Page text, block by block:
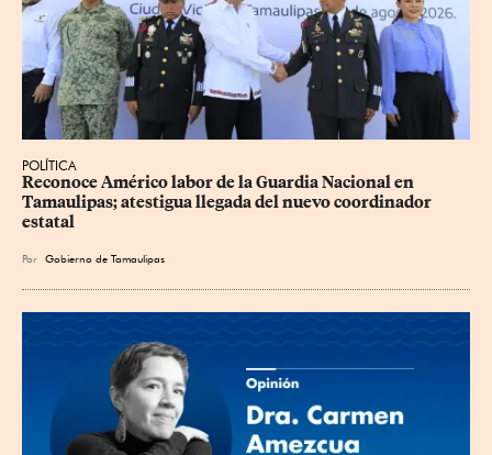
POLÍTICA
Reconoce Américo labor de la Guardia Nacional en
Tamaulipas; atestigua llegada del nuevo coordinador
estatal
Por Gobierno de Tamaulipas